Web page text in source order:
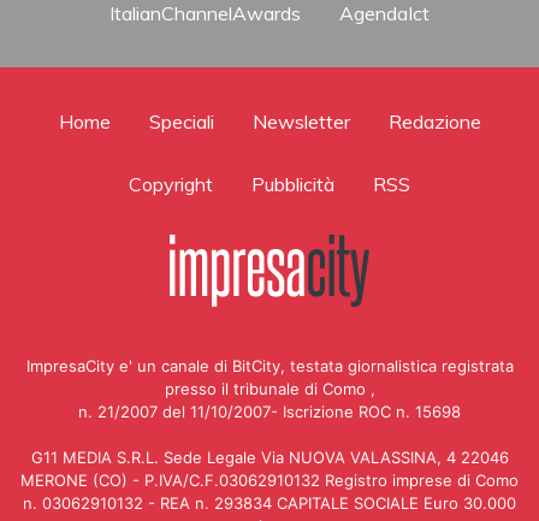
ItalianChannelAwards
AgendaIct
Home Speciali Newsletter Redazione
Copyright Pubblicità RSS
ImpresaCity e' un canale di BitCity, testata giornalistica registrata
presso il tribunale di Como ,
n. 21/2007 del 11/10/2007- Iscrizione ROC n. 15698
G11 MEDIA S.R.L. Sede Legale Via NUOVA VALASSINA, 4 22046
MERONE (CO) - P.IVA/C.F.03062910132 Registro imprese di Como
n. 03062910132 - REA n. 293834 CAPITALE SOCIALE Euro 30.000